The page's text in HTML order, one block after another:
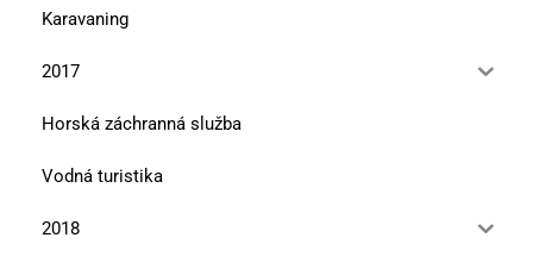
Karavaning
2017
Horská záchranná služba
Vodná turistika
2018